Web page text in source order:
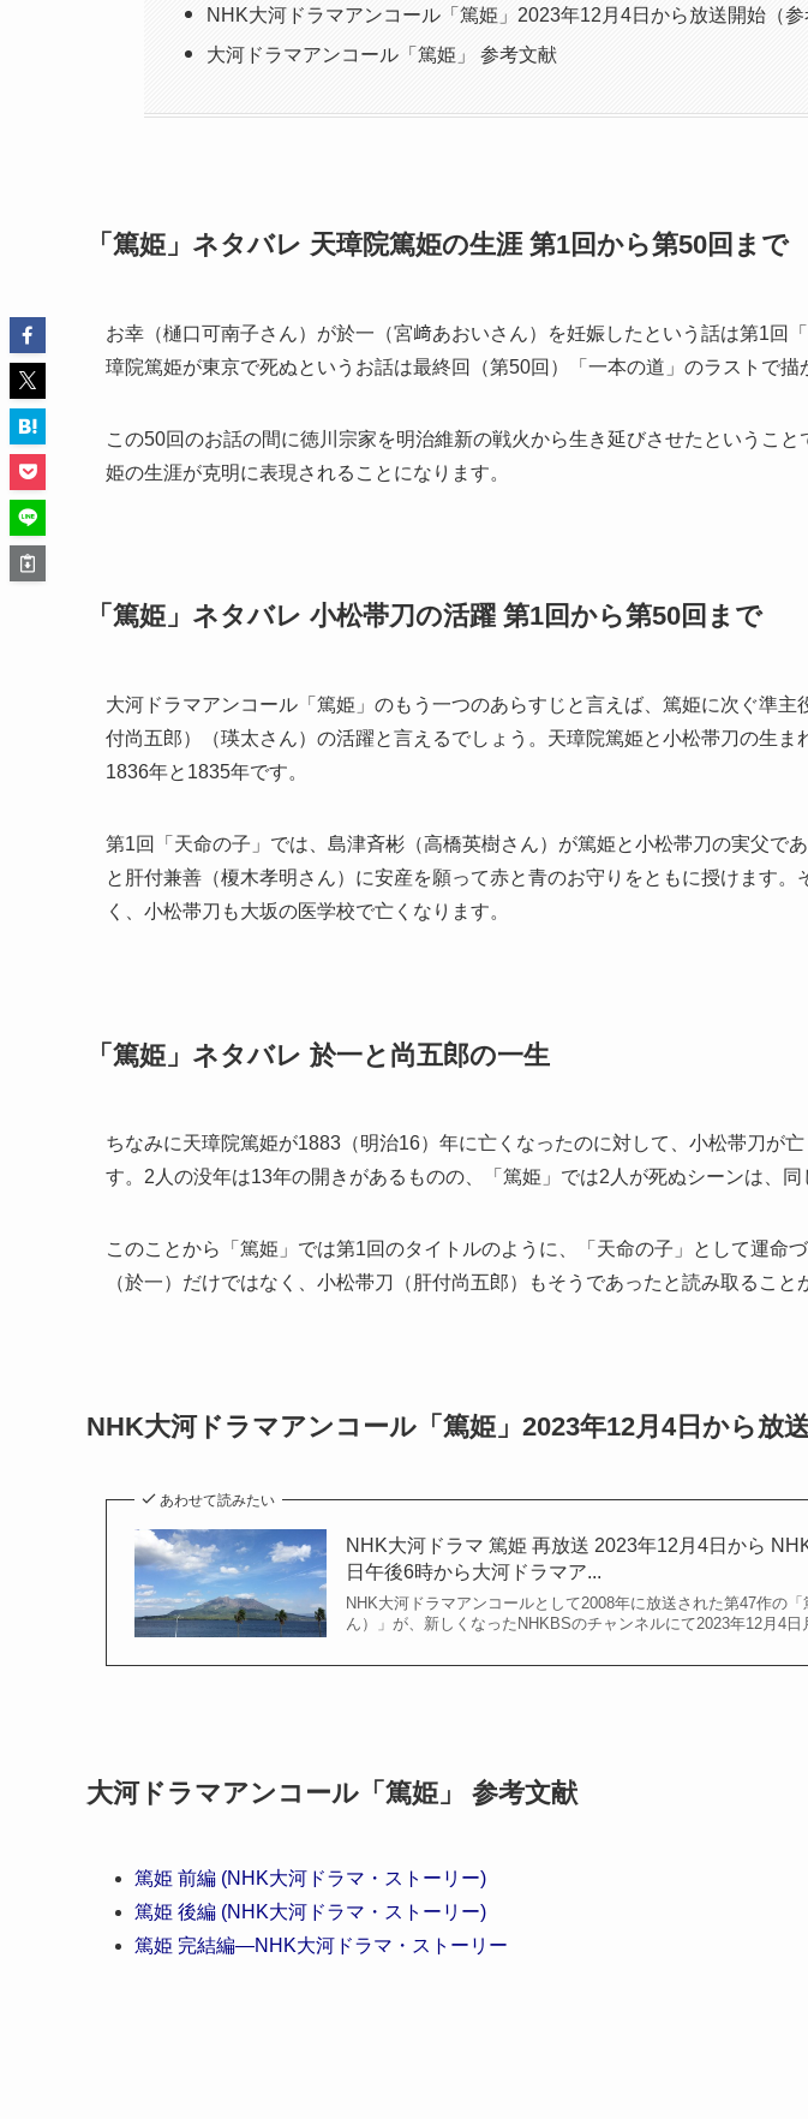
NHK大河ドラマアンコール「篤姫」2023年12月4日から放送開始（参
大河ドラマアンコール「篤姫」 参考文献
「篤姫」ネタバレ 天璋院篤姫の生涯 第1回から第50回まで
お幸（樋口可南子さん）が於一（宮﨑あおいさん）を妊娠したという話は第1回
璋院篤姫が東京で死ぬというお話は最終回（第50回）「一本の道」のラストで描
この50回のお話の間に徳川宗家を明治維新の戦火から生き延びさせたというこ
姫の生涯が克明に表現されることになります。
「篤姫」ネタバレ 小松帯刀の活躍 第1回から第50回まで
大河ドラマアンコール「篤姫」のもう一つのあらすじと言えば、篤姫に次ぐ準主
付尚五郎）（瑛太さん）の活躍と言えるでしょう。天璋院篤姫と小松帯刀の生ま
1836年と1835年です。
第1回「天命の子」では、島津斉彬（高橋英樹さん）が篤姫と小松帯刀の実父で
と肝付兼善（榎木孝明さん）に安産を願って赤と青のお守りをともに授けます。
く、小松帯刀も大坂の医学校で亡くなります。
「篤姫」ネタバレ 於一と尚五郎の一生
ちなみに天璋院篤姫が1883（明治16）年に亡くなったのに対して、小松帯刀が
す。2人の没年は13年の開きがあるものの、「篤姫」では2人が死ぬシーンは、同
このことから「篤姫」では第1回のタイトルのように、「天命の子」として運命
（於一）だけではなく、小松帯刀（肝付尚五郎）もそうであったと読み取ること
NHK大河ドラマアンコール「篤姫」2023年12月4日から放
あわせて読みたい
NHK大河ドラマ 篤姫 再放送 2023年12月4日から
日午後6時から大河ドラマア...
NHK大河ドラマアンコールとして2008年に放送された第47作の
ん）」が、新しくなったNHKBSのチャンネルにて2023年12月4
大河ドラマアンコール「篤姫」 参考文献
篤姫 前編 (NHK大河ドラマ・ストーリー)
篤姫 後編 (NHK大河ドラマ・ストーリー)
篤姫 完結編―NHK大河ドラマ・ストーリー